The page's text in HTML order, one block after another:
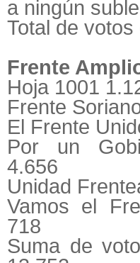
a ningún
Total de
Frente
Hoja 1001
Frente
El Frente
Por un
4.656
Unidad
Vamos el
718
Suma de